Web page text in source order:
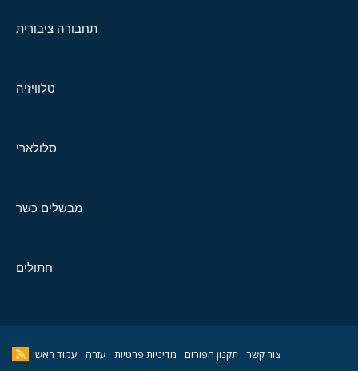
תחבורה ציבורית
טלוויזיה
סלולארי
מבשלים כשר
חתולים
צור קשר תקנון הפורום מדיניות פרטיות עזרה עמוד ראשי